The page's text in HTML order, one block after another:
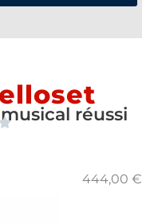
réussi
444,00 €